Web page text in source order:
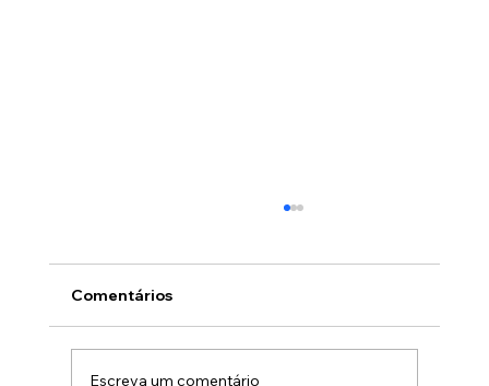
Comentários
Escreva um comentário